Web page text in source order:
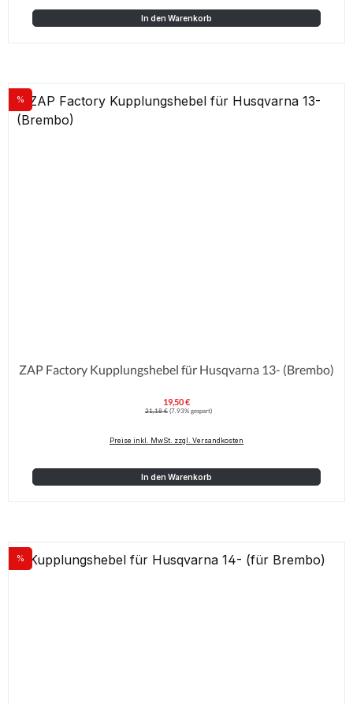
In den Warenkorb
Rabatt
%
ZAP Factory Kupplungshebel für Husqvarna 13- (Brembo)
Verkaufspreis:
19,50 €
Regulärer Preis:
21,18 € (7.93% gespart)
Preise inkl. MwSt. zzgl. Versandkosten
In den Warenkorb
Rabatt
%